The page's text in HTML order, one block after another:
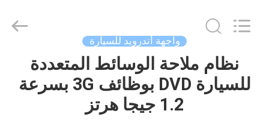
منزل،
بيت
Electron
Co.,Ltd.
واجهة أندرويد للسيارة
نظام ملاحة الوسائط المتعددة
للسيارة DVD بوظائف 3G بسرعة
1.2 جيجا هرتز